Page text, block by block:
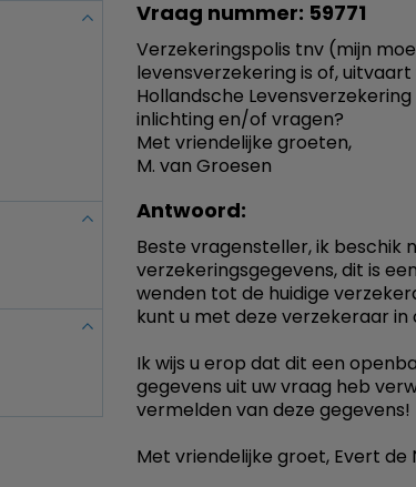
Vraag nummer: 59771
Verzekeringspolis tnv (mijn
levensverzekering is of,
Hollandsche
inlichting en/of vragen?
Met vriendelijke groeten,
M. van Groesen
Antwoord:
Beste vragensteller, ik beschik
verzekeringsgegevens, dit is
wenden tot de huidige
kunt u met deze verzekeraar
Ik wijs u erop dat dit een
gegevens uit uw vraag heb
vermelden van deze gegevens!
Met vriendelijke groet, Evert de